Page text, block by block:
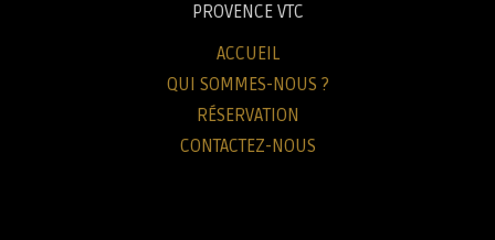
PROVENCE VTC
ACCUEIL
QUI SOMMES-NOUS ?
RÉSERVATION
CONTACTEZ-NOUS